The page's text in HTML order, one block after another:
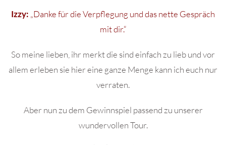
Izzy: „Danke für die Verpflegung und das nette Gespräch
mit dir.“
So meine lieben, ihr merkt die sind einfach zu lieb und vor
allem erleben sie hier eine ganze Menge kann ich euch nur
verraten.
Aber nun zu dem Gewinnspiel passend zu unserer
wundervollen Tour.